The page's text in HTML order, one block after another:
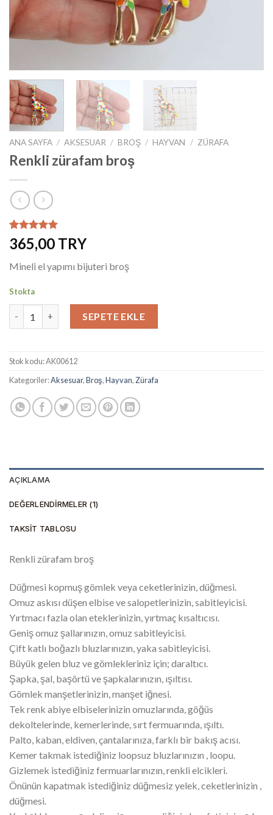
ANA SAYFA / AKSESUAR / BROŞ / HAYVAN / ZÜRAFA
Renkli zürafam broş
1
müşteri
puanına
5 üzerinden
aldı
365,00
Mineli el yapımı bijuteri broş
Stokta
SEPETE EKLE
Stok kodu:AK00612
Kategoriler:Aksesuar,Broş,Hayvan, Zürafa
AÇIKLAMA
DEĞERLENDIRMELER (1)
TAKSIT TABLOSU
Renkli zürafam broş
Düğmesi kopmuş gömlek veya ceketlerinizin, düğmesi.
Omuz askısı düşen elbise ve salopetlerinizin, sabitleyicisi.
Yırtmacı fazla olan eteklerinizin, yırtmaç kısaltıcısı.
Geniş omuz şallarınızın, omuz sabitleyicisi.
Çift katlı boğazlı bluzlarınızın, yaka sabitleyicisi.
Büyük gelen bluz ve gömlekleriniz için; daraltıcı.
Şapka, şal, başörtü ve şapkalarınızın, ışıltısı.
Gömlek manşetlerinizin, manşet iğnesi.
Tek renk abiye elbiselerinizin omuzlarında, göğüs
dekoltelerinde, kemerlerinde, sırt fermuarında, ışıltı.
Palto, kaban, eldiven, çantalarınıza, farklı bir bakış acısı.
Kemer takmak istediğiniz loopsuz bluzlarınızın , loopu.
Gizlemek istediğiniz fermuarlarınızın, renkli elcikleri.
Önünün kapatmak istediğiniz düğmesiz yelek, ceketlerinizin ,
düğmesi.